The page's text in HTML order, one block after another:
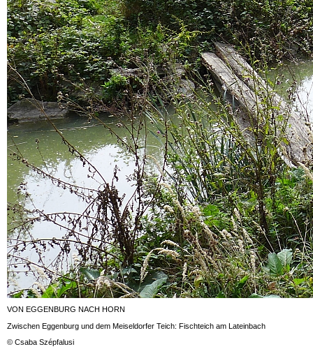
VON EGGENBURG NACH HORN
Zwischen Eggenburg und dem Meiseldorfer Teich: Fischteich am Lateinbach
© Csaba Szépfalusi